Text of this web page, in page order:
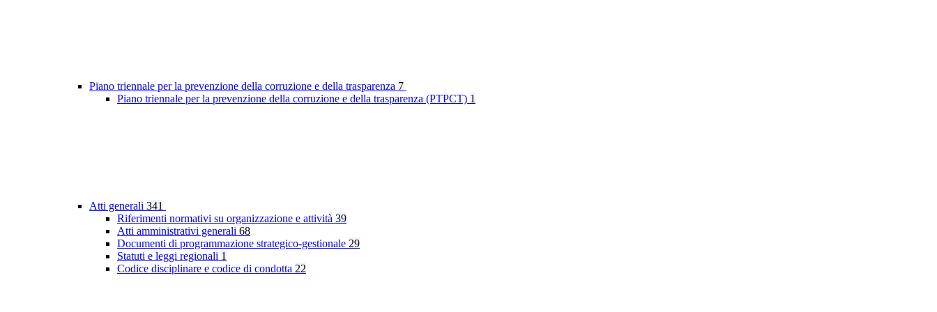
Piano triennale per la prevenzione della corruzione e della trasparenza 7
Piano triennale per la prevenzione della corruzione e della trasparenza (PTPCT) 1
Atti generali 341
Riferimenti normativi su organizzazione e attività 39
Atti amministrativi generali 68
Documenti di programmazione strategico-gestionale 29
Statuti e leggi regionali 1
Codice disciplinare e codice di condotta 22